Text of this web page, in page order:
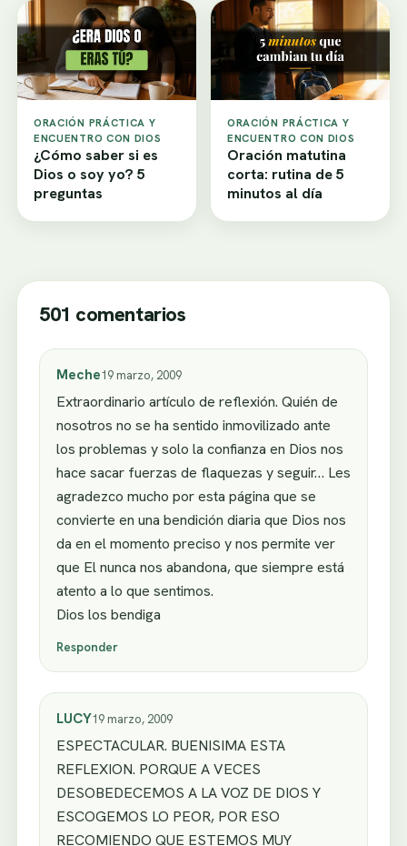
ORACIÓN PRÁCTICA Y
ENCUENTRO CON DIOS
¿Cómo saber si es
Dios o soy yo? 5
preguntas
ORACIÓN PRÁCTICA Y
ENCUENTRO CON DIOS
Oración matutina
corta: rutina de 5
minutos al día
501 comentarios
Meche19 marzo, 2009
Extraordinario artículo de reflexión. Quién de
nosotros no se ha sentido inmovilizado ante
los problemas y solo la confianza en Dios nos
hace sacar fuerzas de flaquezas y seguir… Les
agradezco mucho por esta página que se
convierte en una bendición diaria que Dios nos
da en el momento preciso y nos permite ver
que El nunca nos abandona, que siempre está
atento a lo que sentimos.
Dios los bendiga
Responder
LUCY19 marzo, 2009
ESPECTACULAR. BUENISIMA ESTA
REFLEXION. PORQUE A VECES
DESOBEDECEMOS A LA VOZ DE DIOS Y
ESCOGEMOS LO PEOR, POR ESO
RECOMIENDO QUE ESTEMOS MUY